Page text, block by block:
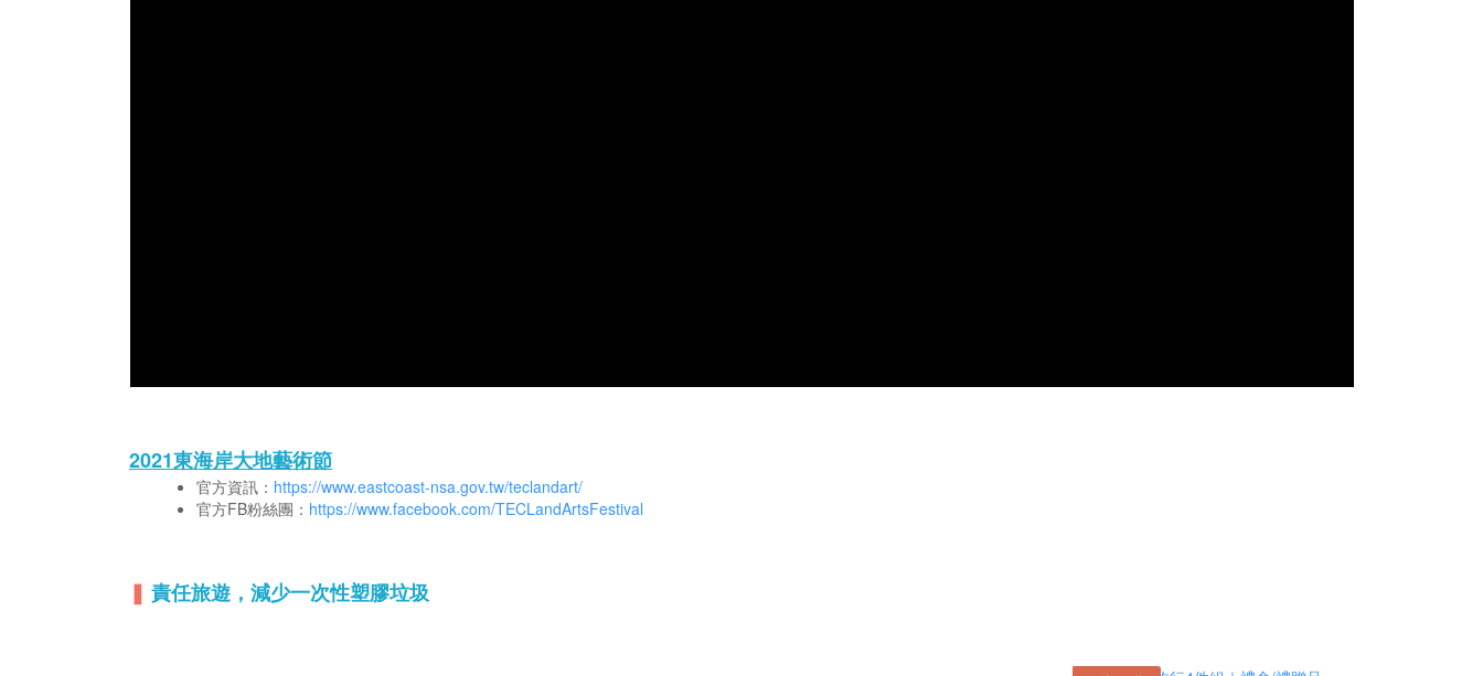
2021東海岸大地藝術節
官方資訊： https://www.eastcoast-nsa.gov.tw/teclandart/
官方FB粉絲團： https://www.facebook.com/TECLandArtsFestival
❚ 責任旅遊，減少一次性塑膠垃圾